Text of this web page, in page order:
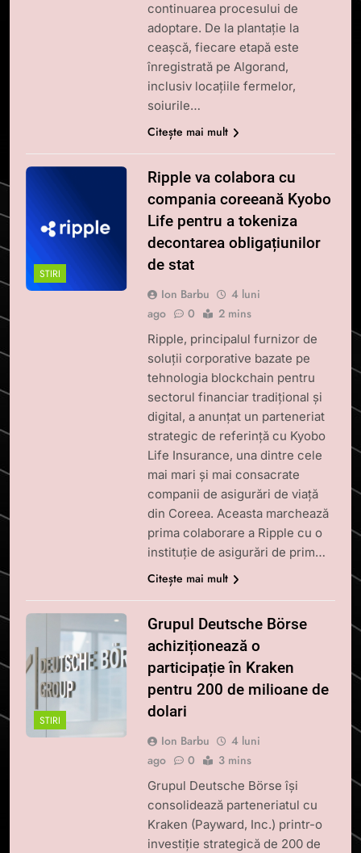
continuarea procesului de
adoptare. De la plantație la
ceașcă, fiecare etapă este
înregistrată pe Algorand,
inclusiv locațiile fermelor,
soiurile…
Citește mai mult
STIRI
Ripple va colabora cu
compania coreeană Kyobo
Life pentru a tokeniza
decontarea obligațiunilor
de stat
Ion Barbu
4 luni
ago
0 2 mins
Ripple, principalul furnizor de
soluții corporative bazate pe
tehnologia blockchain pentru
sectorul financiar tradițional și
digital, a anunțat un parteneriat
strategic de referință cu Kyobo
Life Insurance, una dintre cele
mai mari și mai consacrate
companii de asigurări de viață
din Coreea. Aceasta marchează
prima colaborare a Ripple cu o
instituție de asigurări de prim…
Citește mai mult
STIRI
Grupul Deutsche Börse
achiziționează o
participație în Kraken
pentru 200 de milioane de
dolari
Ion Barbu
4 luni
ago
0 3 mins
Grupul Deutsche Börse își
consolidează parteneriatul cu
Kraken (Payward, Inc.) printr-o
investiție strategică de 200 de